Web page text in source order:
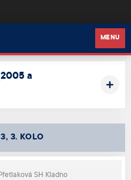
MENU
a
3. KOLO
SH Kladno